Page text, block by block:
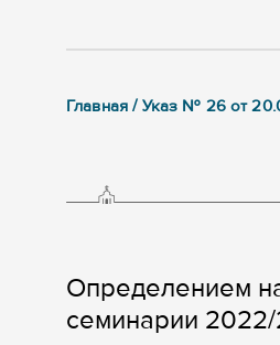
Главная / Указ № 26 от
Определением
семинарии